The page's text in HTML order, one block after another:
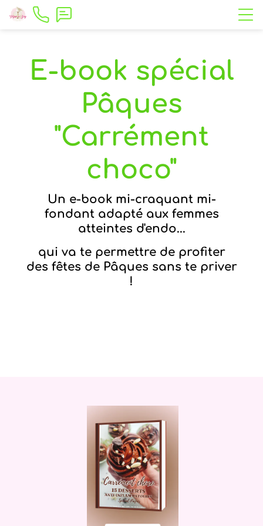
E-book spécial
Pâques
"Carrément
choco"
Un e-book mi-craquant mi-
fondant adapté aux femmes
atteintes d'endo...
qui va te permettre de profiter
des fêtes de Pâques sans te priver
!